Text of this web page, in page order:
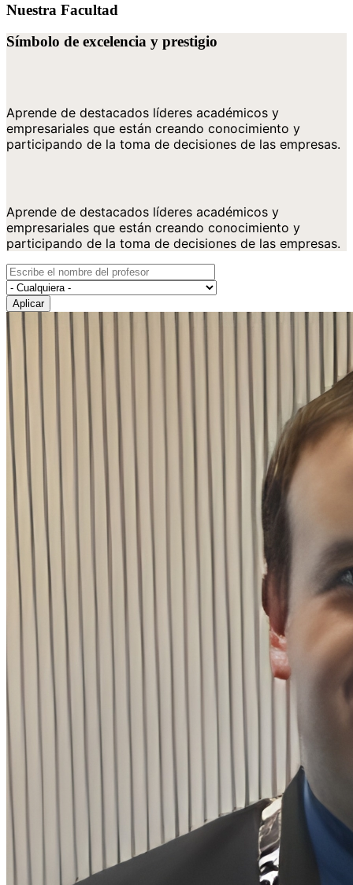
Nuestra Facultad
Símbolo de excelencia y prestigio
Aprende de destacados líderes académicos y
empresariales que están creando conocimiento y
participando de la toma de decisiones de las empresas.
Aprende de destacados líderes académicos y
empresariales que están creando conocimiento y
participando de la toma de decisiones de las empresas.